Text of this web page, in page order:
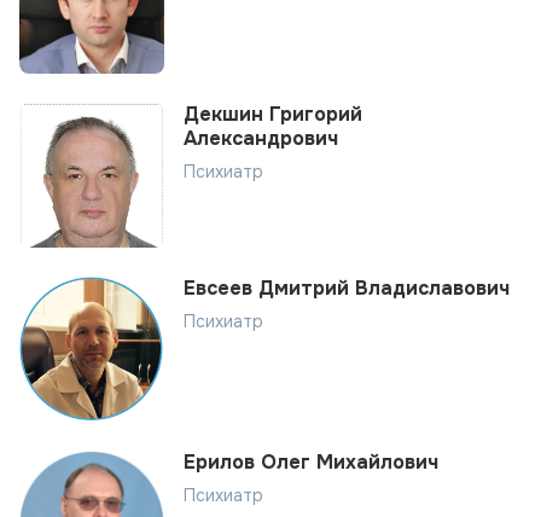
Декшин Григорий
Александрович
Психиатр
Евсеев Дмитрий Владиславович
Психиатр
Ерилов Олег Михайлович
Психиатр